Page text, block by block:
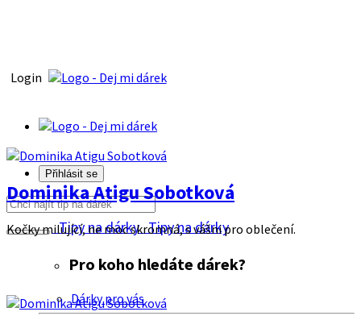
Login
Přihlásit se
Tipy na dárkyTipy na dárky
Pro koho hledáte dárek?
Dárky pro vás
Dominika Atigu Sobotková
Kočky milující, ne moc skromná, s vášni pro oblečení.